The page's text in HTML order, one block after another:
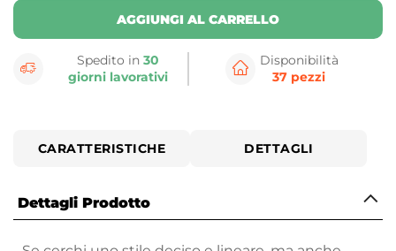
AGGIUNGI AL CARRELLO
Spedito in 30
giorni lavorativi
Disponibilità
37 pezzi
CARATTERISTICHE DETTAGLI
Dettagli Prodotto